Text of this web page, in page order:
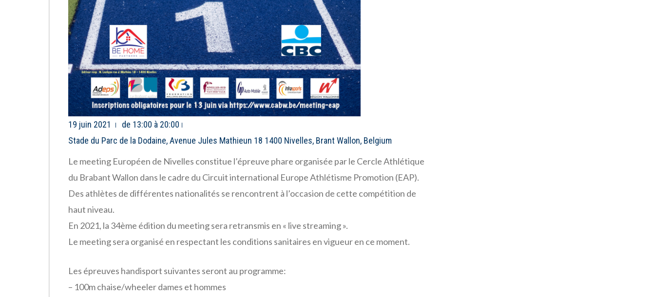
19 juin 2021
de 13:00 à 20:00
Stade du Parc de la Dodaine, Avenue Jules Mathieun 18 1400 Nivelles, Brant Wallon, Belgium
Le meeting Européen de Nivelles constitue l’épreuve phare organisée par le Cercle Athlétique
du Brabant Wallon dans le cadre du Circuit international Europe Athlétisme Promotion (EAP).
Des athlètes de différentes nationalités se rencontrent à l’occasion de cette compétition de
haut niveau.
En 2021, la 34ème édition du meeting sera retransmis en « live streaming ».
Le meeting sera organisé en respectant les conditions sanitaires en vigueur en ce moment.
Les épreuves handisport suivantes seront au programme:
– 100m chaise/wheeler dames et hommes